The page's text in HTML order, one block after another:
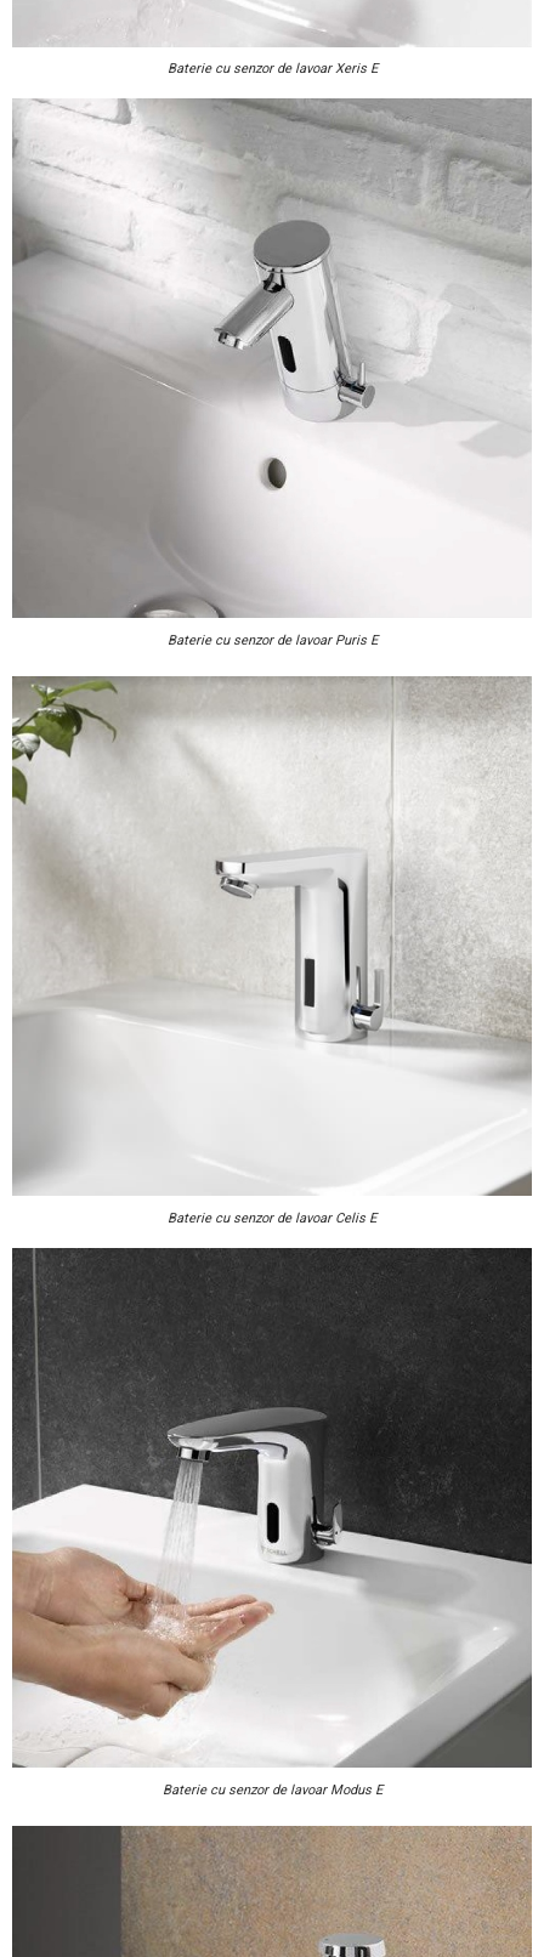
Baterie cu senzor de lavoar Xeris E
Baterie cu senzor de lavoar Puris E
Baterie cu senzor de lavoar Celis E
Baterie cu senzor de lavoar Modus E